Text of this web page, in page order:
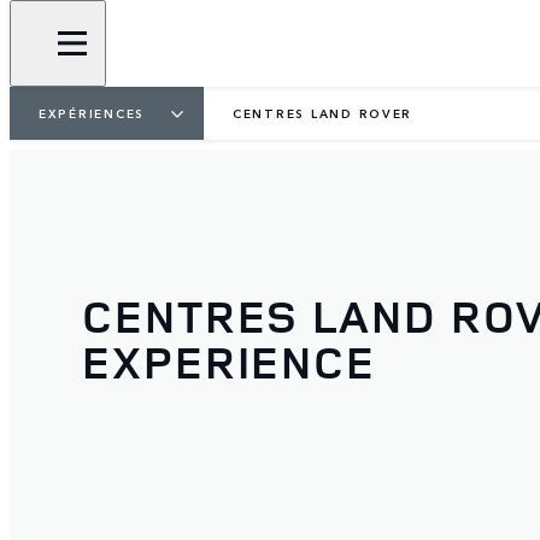
EXPÉRIENCES CENTRES LAND ROVER
CENTRES LAND
EXPERIENCE